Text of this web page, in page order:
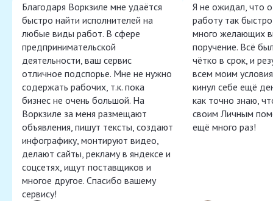
Благодаря Воркзиле мне удаётся
быстро найти исполнителей на
любые виды работ. В сфере
предпринимательской
деятельности, ваш сервис
отличное подспорье. Мне не нужно
содержать рабочих, т.к. пока
бизнес не очень большой. На
Воркзиле за меня размещают
объявления, пишут тексты, создают
инфографику, монтируют видео,
делают сайты, рекламу в яндексе и
соцсетях, ищут поставщиков и
многое другое. Спасибо вашему
сервису!
Я не ожидал, что
работу так
много желающих
поручение. Всё
чётко в срок, и
всем моим
кинул себе ещё
как точно знаю,
своим Личным
ещё много раз!